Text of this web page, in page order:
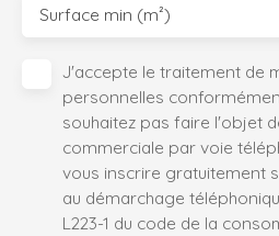
Surface min (m²)
J'accepte le traitement de
personnelles
souhaitez pas faire l'objet
commerciale par voie
vous inscrire gratuitement
au démarchage
L223-1 du code de la